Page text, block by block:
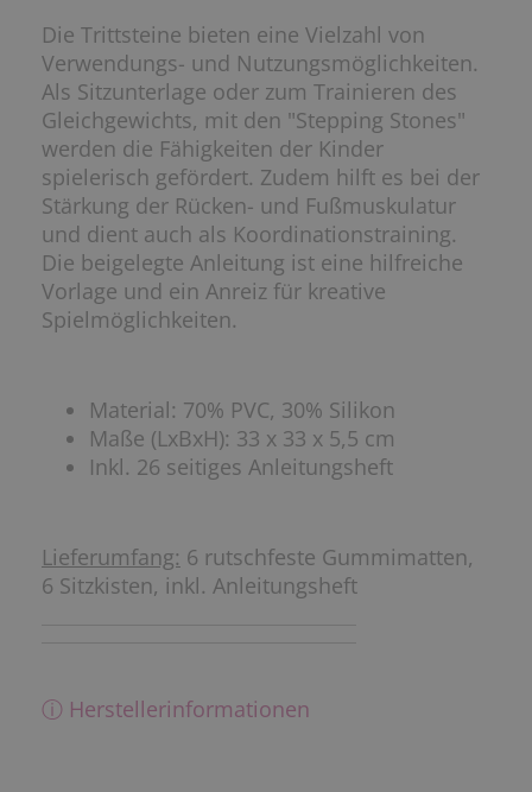
Die Trittsteine bieten eine Vielzahl von
Verwendungs- und Nutzungsmöglichkeiten.
Als Sitzunterlage oder zum Trainieren des
Gleichgewichts, mit den "Stepping Stones"
werden die Fähigkeiten der Kinder
spielerisch gefördert. Zudem hilft es bei der
Stärkung der Rücken- und Fußmuskulatur
und dient auch als Koordinationstraining.
Die beigelegte Anleitung ist eine hilfreiche
Vorlage und ein Anreiz für kreative
Spielmöglichkeiten.
Material: 70% PVC, 30% Silikon
Maße (LxBxH): 33 x 33 x 5,5 cm
Inkl. 26 seitiges Anleitungsheft
Lieferumfang: 6 rutschfeste Gummimatten,
6 Sitzkisten, inkl. Anleitungsheft
ⓘ Herstellerinformationen